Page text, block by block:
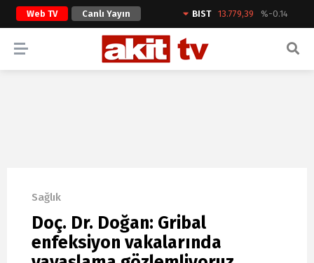
Web TV Canlı Yayın BIST 13.779,39 %-0.14
ARAMA YAP
Sağlık
Doç. Dr. Doğan: Gribal
enfeksiyon vakalarında